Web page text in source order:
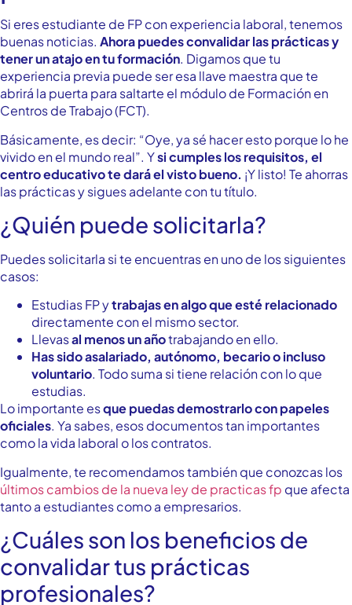
Si eres estudiante de FP con experiencia laboral, tenemos
buenas noticias. Ahora puedes convalidar las prácticas y
tener un atajo en tu formación. Digamos que tu
experiencia previa puede ser esa llave maestra que te
abrirá la puerta para saltarte el módulo de Formación en
Centros de Trabajo (FCT).
Básicamente, es decir: “Oye, ya sé hacer esto porque lo he
vivido en el mundo real”. Ysi cumples los requisitos, el
centro educativo te dará el visto bueno. ¡Y listo! Te ahorras
las prácticas y sigues adelante con tu título.
¿Quién puede solicitarla?
Puedes solicitarla si te encuentras en uno de los siguientes
casos:
Estudias FP ytrabajas en algo que esté relacionado
directamente con el mismo sector.
Llevasal menos un añotrabajando en ello.
Has sido asalariado, autónomo, becario o incluso
voluntario. Todo suma si tiene relación con lo que
estudias.
Lo importante esque puedas demostrarlo con papeles
oficiales. Ya sabes, esos documentos tan importantes
como la vida laboral o los contratos.
Igualmente, te recomendamos también que conozcas los
últimos cambios de la nueva ley de practicas fp que afecta
tanto a estudiantes como a empresarios.
¿Cuáles son los beneficios de
convalidar tus prácticas
profesionales?